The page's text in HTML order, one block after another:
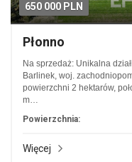
650 000 PLN
Płonno
Na sprzedaż: Unikalna
Barlinek, woj.
powierzchni 2 hektarów,
m…
Powierzchnia:
Więcej